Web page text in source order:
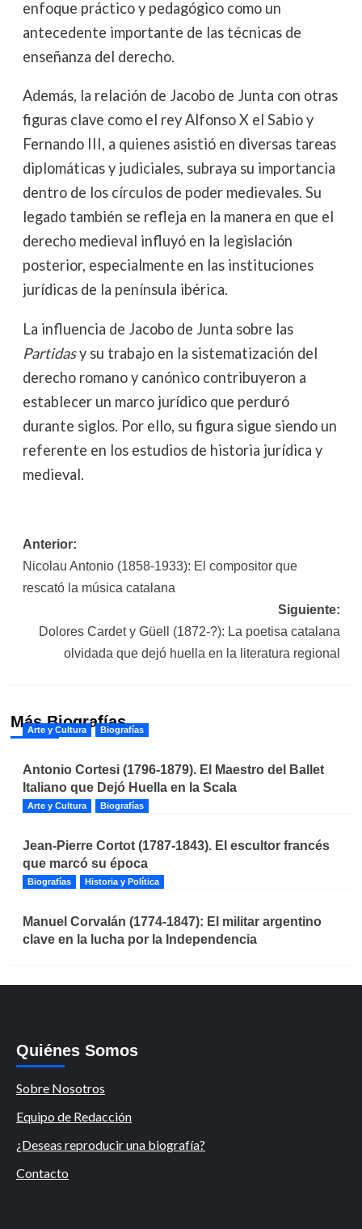
enfoque práctico y pedagógico como un
antecedente importante de las técnicas de
enseñanza del derecho.
Además, la relación de Jacobo de Junta con otras
figuras clave como el rey Alfonso X el Sabio y
Fernando III, a quienes asistió en diversas tareas
diplomáticas y judiciales, subraya su importancia
dentro de los círculos de poder medievales. Su
legado también se refleja en la manera en que el
derecho medieval influyó en la legislación
posterior, especialmente en las instituciones
jurídicas de la península ibérica.
La influencia de Jacobo de Junta sobre las
Partidasy su trabajo en la sistematización del
derecho romano y canónico contribuyeron a
establecer un marco jurídico que perduró
durante siglos. Por ello, su figura sigue siendo un
referente en los estudios de historia jurídica y
medieval.
Navegación
de
Anterior:
Nicolau Antonio (1858-1933): El compositor que
rescató la música catalana
Siguiente:
Dolores Cardet y Güell (1872-?): La poetisa catalana
olvidada que dejó huella en la literatura regional
Más Biografías
Arte y Cultura Biografías
Antonio Cortesi (1796-1879). El Maestro del Ballet
Italiano que Dejó Huella en la Scala
Arte y Cultura Biografías
Jean-Pierre Cortot (1787-1843). El escultor francés
que marcó su época
Biografías Historia y Política
Manuel Corvalán (1774-1847): El militar argentino
clave en la lucha por la Independencia
Quiénes Somos
Sobre Nosotros
Equipo de Redacción
¿Deseas reproducir una biografía?
Contacto